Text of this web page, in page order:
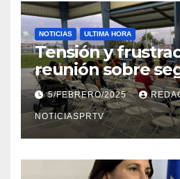
NOTICIAS ULTIMA HORA
Tensión y
reunión sobre
Reparto
5/FEBRERO/2025
NOTICIASPRTV